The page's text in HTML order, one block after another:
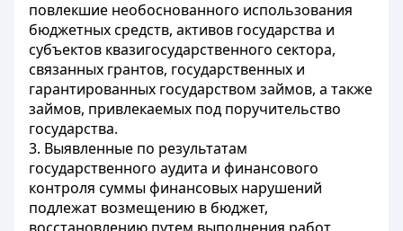
повлекшие необоснованного использования
бюджетных средств, активов государства и
субъектов квазигосударственного сектора,
связанных грантов, государственных и
гарантированных государством займов, а также
займов, привлекаемых под поручительство
государства.
3. Выявленные по результатам
государственного аудита и финансового
контроля суммы финансовых нарушений
подлежат возмещению в бюджет,